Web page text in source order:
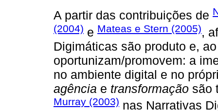
A partir das contribuições de
(2004) e Mateas e Stern (2005),
Digimáticas são produto e,
oportunizam/promovem: a
no ambiente digital e no
agência e transformação são
Murray (2003) nas Narrativas